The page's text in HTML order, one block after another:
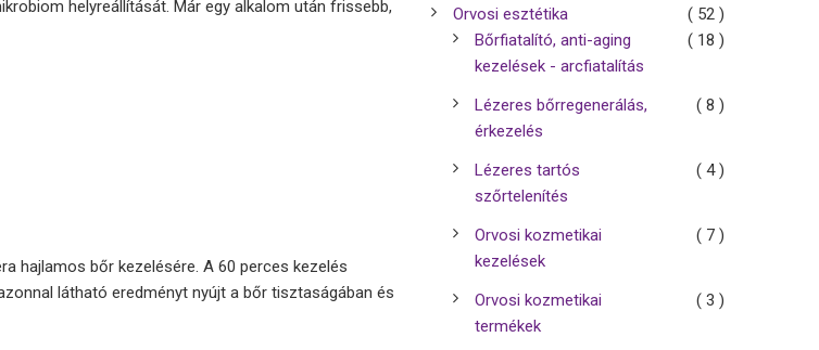
helyreállítását. Már egy alkalom után frissebb,
hajlamos bőr kezelésére. A 60 perces kezelés
látható eredményt nyújt a bőr tisztaságában és
Orvosi esztétika
( 52 )
Bőrfiatalító, anti-aging
kezelések - arcfiatalítás
( 18 )
Lézeres bőrregenerálás,
érkezelés
( 8 )
Lézeres tartós
szőrtelenítés
( 4 )
Orvosi kozmetikai
kezelések
( 7 )
Orvosi kozmetikai
termékek
( 3 )